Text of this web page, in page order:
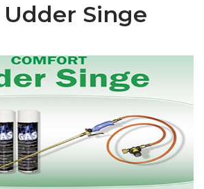
Singe